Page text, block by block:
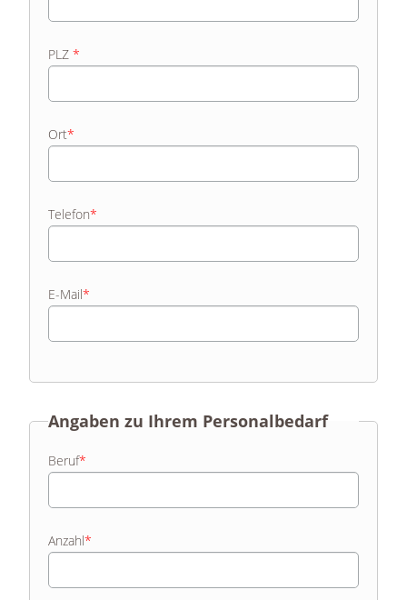
PLZ *
Ort*
Telefon*
E-Mail*
Angaben zu Ihrem Personalbedarf
Beruf*
Anzahl*